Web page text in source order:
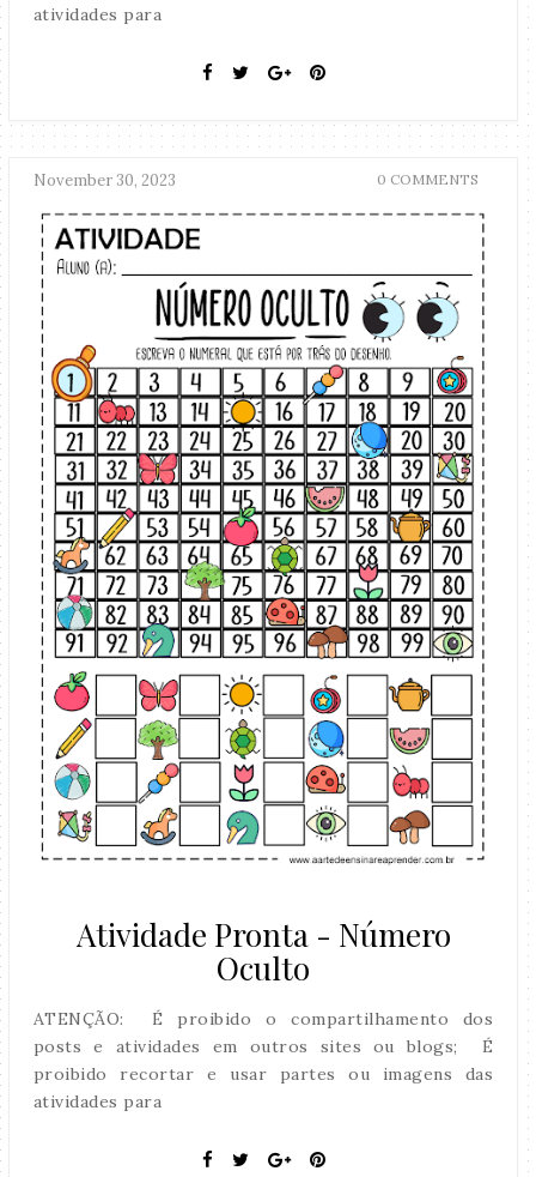
atividades para
November 30, 2023 0 COMMENTS
Atividade Pronta - Número
Oculto
ATENÇÃO: É proibido o compartilhamento dos
posts e atividades em outros sites ou blogs; É
proibido recortar e usar partes ou imagens das
atividades para